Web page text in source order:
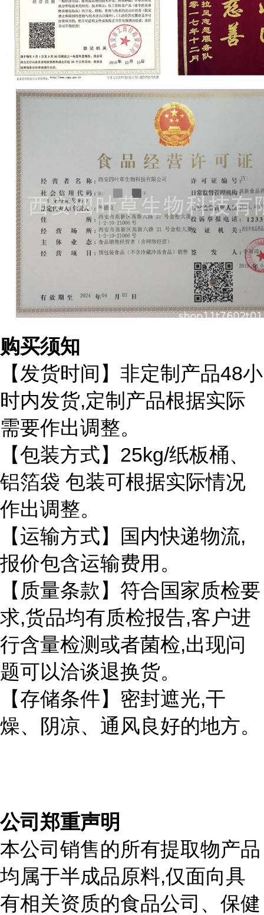
购买须知
【发货时间】非定制产品48小
时内发货,定制产品根据实际
需要作出调整。
【包装方式】 25kg/纸板桶、
铝箔袋 包装可根据实际情况
作出调整。
【运输方式】国内快递物流,
报价包含运输费用。
【质量条款】符合国家质检要
求,货品均有质检报告,客户进
行含量检测或者菌检,出现问
题可以洽谈退换货。
【存储条件】密封遮光,干
燥、阴凉、通风良好的地方。
公司郑重声明
本公司销售的所有提取物产品
均属于半成品原料,仅面向具
有相关资质的食品公司、保健